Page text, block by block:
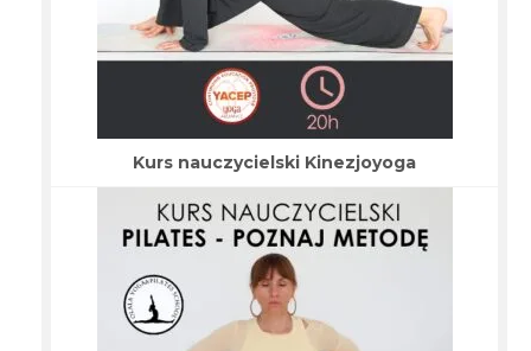
Kurs nauczycielski Kinezjoyoga